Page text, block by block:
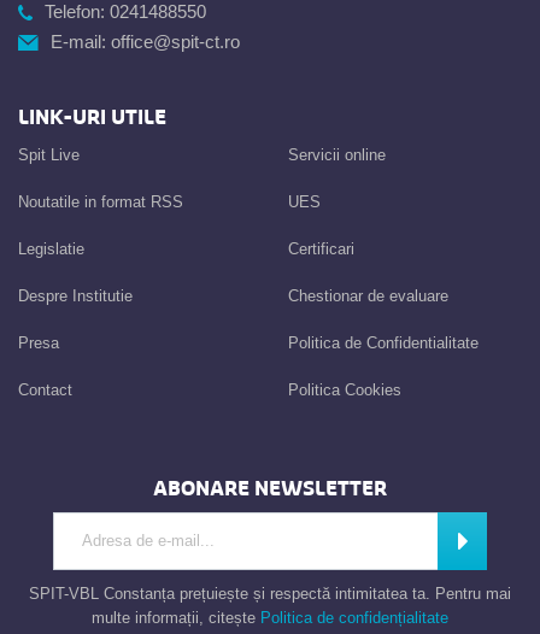
Telefon: 0241488550
E-mail: office@spit-ct.ro
LINK-URI UTILE
Spit Live
Noutatile in format RSS
Legislatie
Despre Institutie
Presa
Contact
Servicii online
UES
Certificari
Chestionar de evaluare
Politica de Confidentialitate
Politica Cookies
ABONARE NEWSLETTER
SPIT-VBL Constanța prețuiește și respectă intimitatea ta. Pentru mai
multe informații, citește Politica de confidențialitate